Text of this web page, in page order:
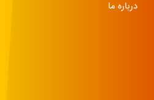
درباره ما